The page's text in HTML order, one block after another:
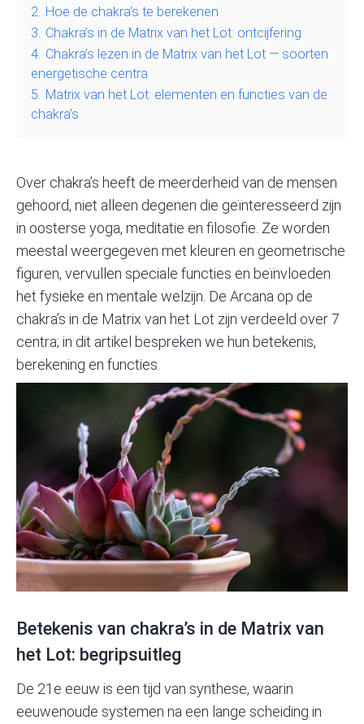
2. Hoe de chakra’s te berekenen
3. Chakra’s in de Matrix van het Lot: ontcijfering
4. Chakra’s lezen in de Matrix van het Lot — soorten
energetische centra
5. Matrix van het Lot: elementen en functies van de
chakra’s
Over chakra’s heeft de meerderheid van de mensen
gehoord, niet alleen degenen die geïnteresseerd zijn
in oosterse yoga, meditatie en filosofie. Ze worden
meestal weergegeven met kleuren en geometrische
figuren, vervullen speciale functies en beïnvloeden
het fysieke en mentale welzijn. De Arcana op de
chakra’s in de Matrix van het Lot zijn verdeeld over 7
centra; in dit artikel bespreken we hun betekenis,
berekening en functies.
Betekenis van chakra’s in de Matrix van
het Lot: begripsuitleg
De 21e eeuw is een tijd van synthese, waarin
eeuwenoude systemen na een lange scheiding in